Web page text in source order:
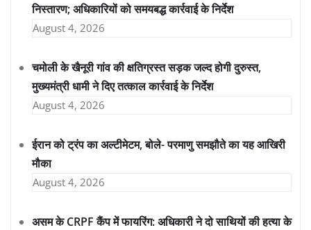
निस्तारण; अधिकारियों को समयबद्ध कार्रवाई के निर्देश
August 4, 2026
चमोली के खैनूरी गांव की क्षतिग्रस्त सड़क जल्द होगी दुरुस्त,
मुख्यमंत्री धामी ने दिए तत्काल कार्रवाई के निर्देश
August 4, 2026
ईरान को ट्रंप का अल्टीमेटम, बोले- परमाणु समझौते का यह आखिरी
मौका
August 4, 2026
असम के CRPF कैंप में फायरिंग: अधिकारी ने दो साथियों की हत्या के